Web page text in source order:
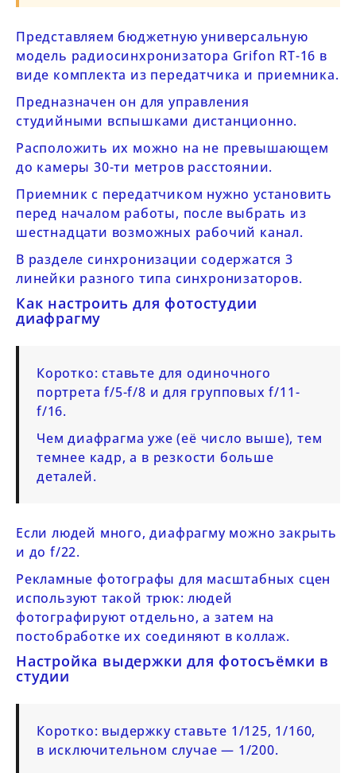
Представляем бюджетную универсальную
модель радиосинхронизатора Grifon RT-16 в
виде комплекта из передатчика и приемника.
Предназначен он для управления
студийными вспышками дистанционно.
Расположить их можно на не превышающем
до камеры 30-ти метров расстоянии.
Приемник с передатчиком нужно установить
перед началом работы, после выбрать из
шестнадцати возможных рабочий канал.
В разделе синхронизации содержатся 3
линейки разного типа синхронизаторов.
Как настроить для фотостудии
диафрагму
Коротко: ставьте для одиночного
портрета f/5-f/8 и для групповых f/11-
f/16.
Чем диафрагма уже (её число выше), тем
темнее кадр, а в резкости больше
деталей.
Если людей много, диафрагму можно закрыть
и до f/22.
Рекламные фотографы для масштабных сцен
используют такой трюк: людей
фотографируют отдельно, а затем на
постобработке их соединяют в коллаж.
Настройка выдержки для фотосъёмки в
студии
Коротко: выдержку ставьте 1/125, 1/160,
в исключительном случае — 1/200.